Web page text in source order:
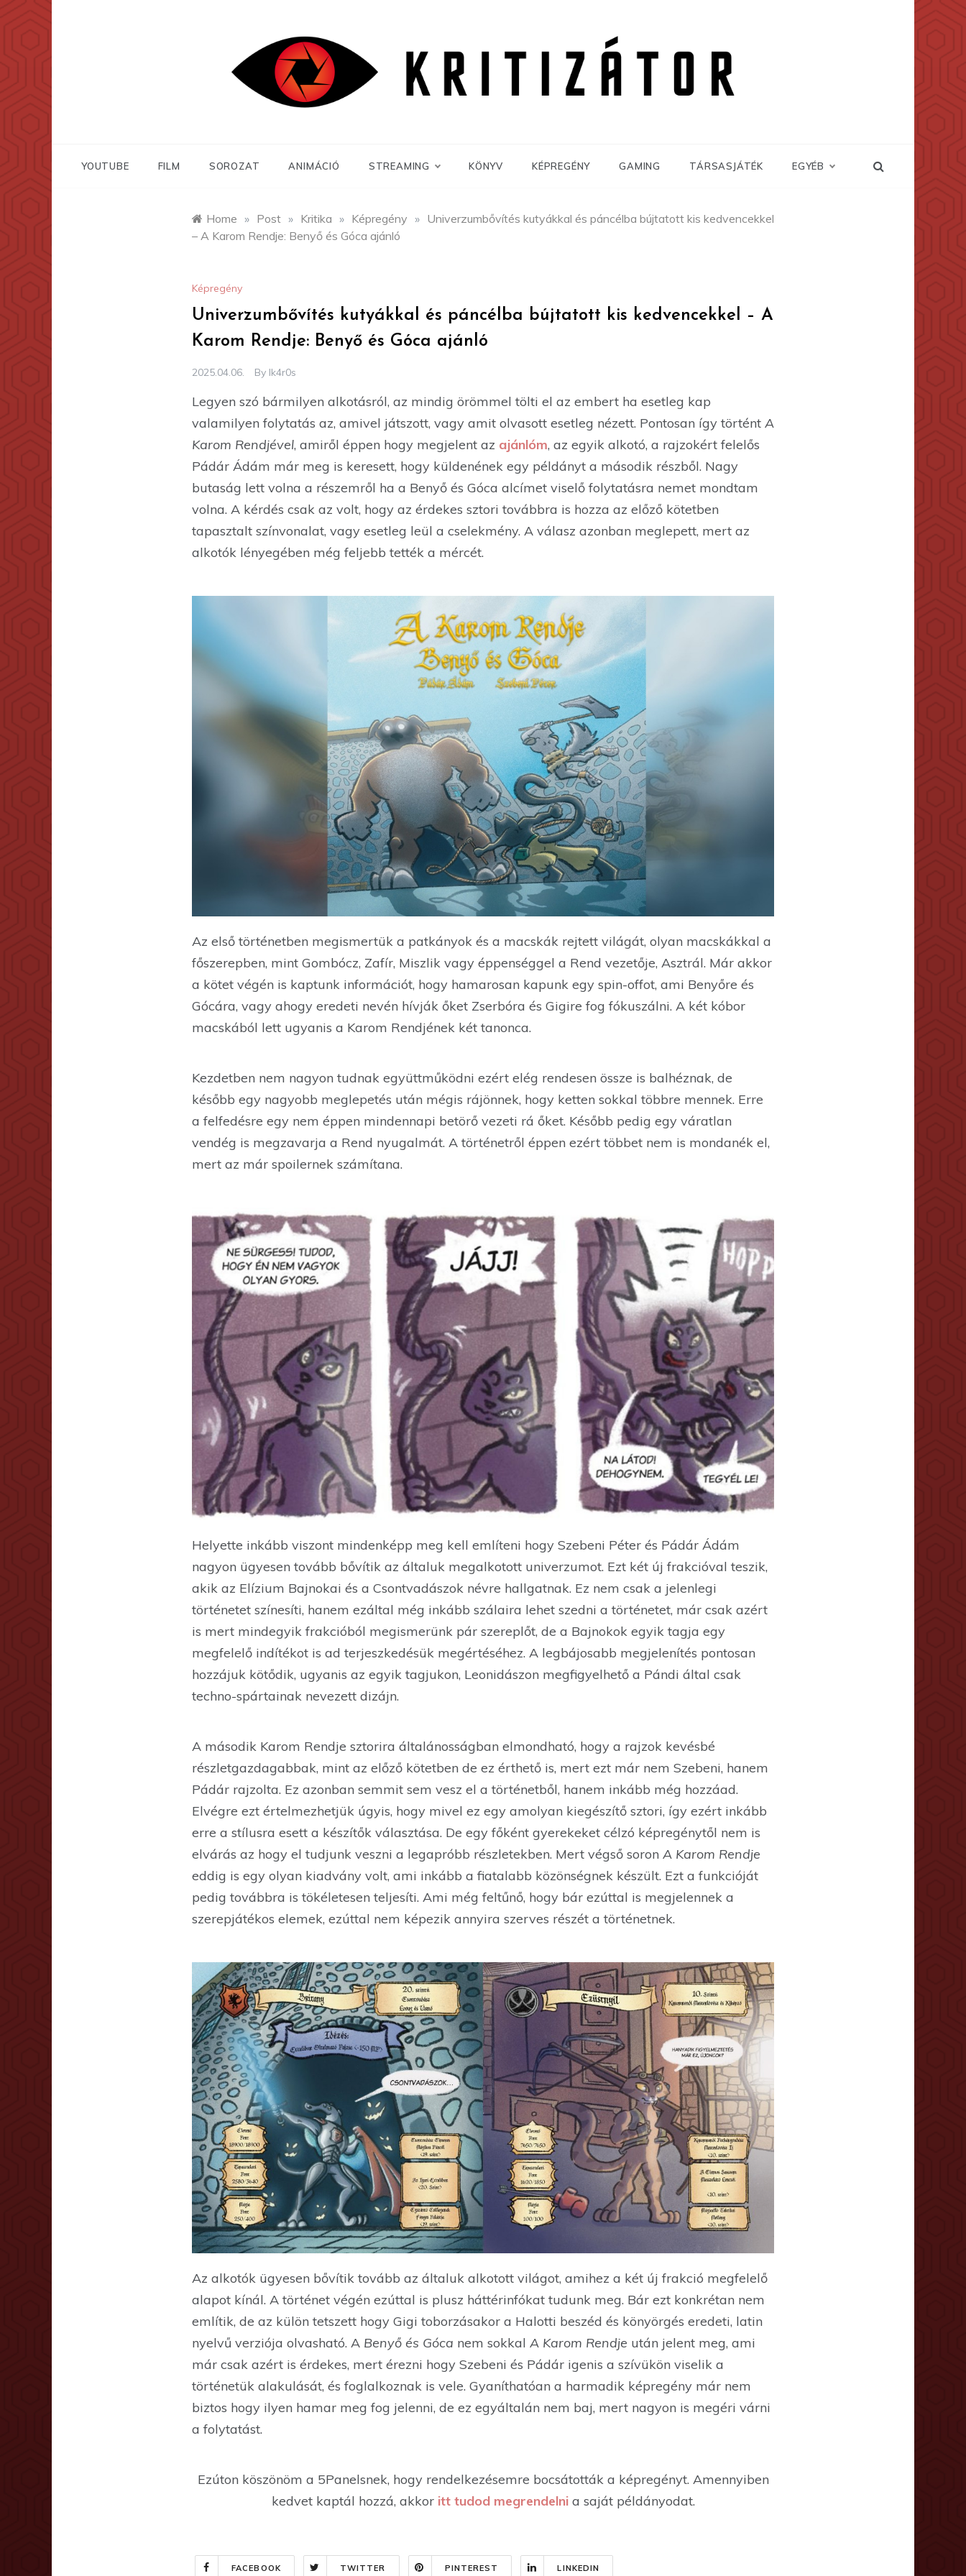
YOUTUBE FILM SOROZAT ANIMÁCIÓ STREAMING KÖNYV KÉPREGÉNY GAMING TÁRSASJÁTÉK EGYÉB
Home » Post » Kritika » Képregény » Univerzumbővítés kutyákkal és páncélba bújtatott kis kedvencekkel
– A Karom Rendje: Benyő és Góca ajánló
Képregény
Univerzumbővítés kutyákkal és páncélba bújtatott kis kedvencekkel – A
Karom Rendje: Benyő és Góca ajánló
2025.04.06. By Ik4r0s
Legyen szó bármilyen alkotásról, az mindig örömmel tölti el az embert ha esetleg kap
valamilyen folytatás az, amivel játszott, vagy amit olvasott esetleg nézett. Pontosan így történt A
Karom Rendjével, amiről éppen hogy megjelent az ajánlóm, az egyik alkotó, a rajzokért felelős
Pádár Ádám már meg is keresett, hogy küldenének egy példányt a második részből. Nagy
butaság lett volna a részemről ha a Benyő és Góca alcímet viselő folytatásra nemet mondtam
volna. A kérdés csak az volt, hogy az érdekes sztori továbbra is hozza az előző kötetben
tapasztalt színvonalat, vagy esetleg leül a cselekmény. A válasz azonban meglepett, mert az
alkotók lényegében még feljebb tették a mércét.
Az első történetben megismertük a patkányok és a macskák rejtett világát, olyan macskákkal a
főszerepben, mint Gombócz, Zafír, Miszlik vagy éppenséggel a Rend vezetője, Asztrál. Már akkor
a kötet végén is kaptunk információt, hogy hamarosan kapunk egy spin-offot, ami Benyőre és
Gócára, vagy ahogy eredeti nevén hívják őket Zserbóra és Gigire fog fókuszálni. A két kóbor
macskából lett ugyanis a Karom Rendjének két tanonca.
Kezdetben nem nagyon tudnak együttműködni ezért elég rendesen össze is balhéznak, de
később egy nagyobb meglepetés után mégis rájönnek, hogy ketten sokkal többre mennek. Erre
a felfedésre egy nem éppen mindennapi betörő vezeti rá őket. Később pedig egy váratlan
vendég is megzavarja a Rend nyugalmát. A történetről éppen ezért többet nem is mondanék el,
mert az már spoilernek számítana.
Helyette inkább viszont mindenképp meg kell említeni hogy Szebeni Péter és Pádár Ádám
nagyon ügyesen tovább bővítik az általuk megalkotott univerzumot. Ezt két új frakcióval teszik,
akik az Elízium Bajnokai és a Csontvadászok névre hallgatnak. Ez nem csak a jelenlegi
történetet színesíti, hanem ezáltal még inkább szálaira lehet szedni a történetet, már csak azért
is mert mindegyik frakcióból megismerünk pár szereplőt, de a Bajnokok egyik tagja egy
megfelelő indítékot is ad terjeszkedésük megértéséhez. A legbájosabb megjelenítés pontosan
hozzájuk kötődik, ugyanis az egyik tagjukon, Leonidászon megfigyelhető a Pándi által csak
techno-spártainak nevezett dizájn.
A második Karom Rendje sztorira általánosságban elmondható, hogy a rajzok kevésbé
részletgazdagabbak, mint az előző kötetben de ez érthető is, mert ezt már nem Szebeni, hanem
Pádár rajzolta. Ez azonban semmit sem vesz el a történetből, hanem inkább még hozzáad.
Elvégre ezt értelmezhetjük úgyis, hogy mivel ez egy amolyan kiegészítő sztori, így ezért inkább
erre a stílusra esett a készítők választása. De egy főként gyerekeket célzó képregénytől nem is
elvárás az hogy el tudjunk veszni a legapróbb részletekben. Mert végső soron A Karom Rendje
eddig is egy olyan kiadvány volt, ami inkább a fiatalabb közönségnek készült. Ezt a funkcióját
pedig továbbra is tökéletesen teljesíti. Ami még feltűnő, hogy bár ezúttal is megjelennek a
szerepjátékos elemek, ezúttal nem képezik annyira szerves részét a történetnek.
Az alkotók ügyesen bővítik tovább az általuk alkotott világot, amihez a két új frakció megfelelő
alapot kínál. A történet végén ezúttal is plusz háttérinfókat tudunk meg. Bár ezt konkrétan nem
említik, de az külön tetszett hogy Gigi toborzásakor a Halotti beszéd és könyörgés eredeti, latin
nyelvű verziója olvasható. A Benyő és Góca nem sokkal A Karom Rendje után jelent meg, ami
már csak azért is érdekes, mert érezni hogy Szebeni és Pádár igenis a szívükön viselik a
történetük alakulását, és foglalkoznak is vele. Gyaníthatóan a harmadik képregény már nem
biztos hogy ilyen hamar meg fog jelenni, de ez egyáltalán nem baj, mert nagyon is megéri várni
a folytatást.
Ezúton köszönöm a 5Panelsnek, hogy rendelkezésemre bocsátották a képregényt. Amennyiben
kedvet kaptál hozzá, akkor itt tudod megrendelnia saját példányodat.
FACEBOOK TWITTER PINTEREST LINKEDIN